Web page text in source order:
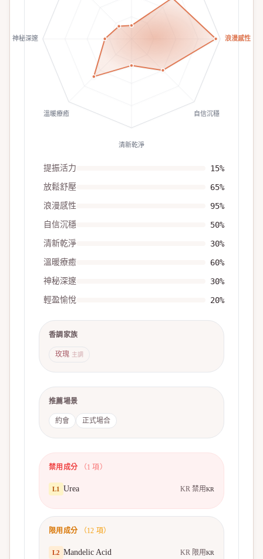
浪漫感性
自信沉穩
清新乾淨
溫暖療癒
神秘深邃
提振活力 15%
放鬆舒壓 65%
浪漫感性 95%
自信沉穩 50%
清新乾淨 30%
溫暖療癒 60%
神秘深邃 30%
輕盈愉悅 20%
香調家族
玫瑰 主調
推薦場景
約會 正式場合
禁用成分 （1 項）
L1 Urea KR 禁用KR
限用成分 （12 項）
L2 Mandelic Acid KR 限用KR